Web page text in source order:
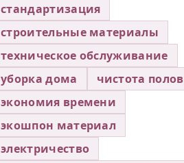
стандартизация
строительные материалы
техническое обслуживание
уборка дома
чистота полов
экономия времени
экошпон материал
электричество